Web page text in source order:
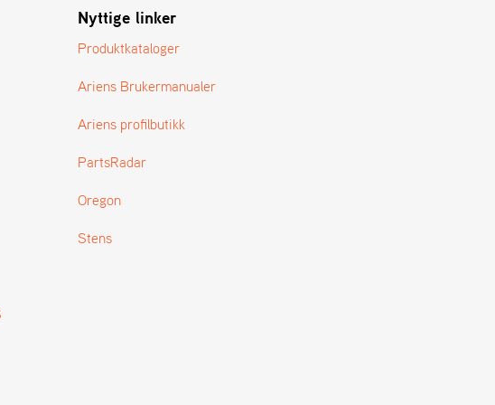
Nyttige linker
Produktkataloger
Ariens Brukermanualer
Ariens profilbutikk
PartsRadar
Oregon
Stens